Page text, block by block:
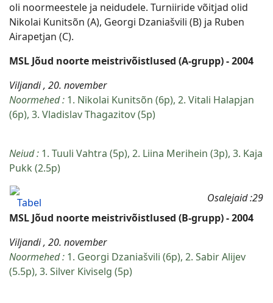
oli noormeestele ja neidudele. Turniiride võitjad olid
Nikolai Kunitsõn (A), Georgi Dzaniašvili (B) ja Ruben
Airapetjan (C).
MSL Jõud noorte meistrivõistlused (A-grupp) - 2004
Viljandi , 20. november
Noormehed : 1. Nikolai Kunitsõn (6p), 2. Vitali Halapjan
(6p), 3. Vladislav Thagazitov (5p)
Neiud : 1. Tuuli Vahtra (5p), 2. Liina Merihein (3p), 3. Kaja
Pukk (2.5p)
Tabel
Osalejaid :29
MSL Jõud noorte meistrivõistlused (B-grupp) - 2004
Viljandi , 20. november
Noormehed : 1. Georgi Dzaniašvili (6p), 2. Sabir Alijev
(5.5p), 3. Silver Kiviselg (5p)